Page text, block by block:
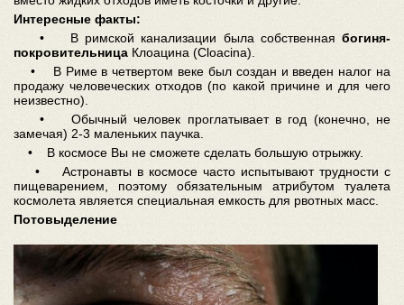
Интересные факты:
• В римской канализации была собственная богиня-
покровительница Клоацина (Cloacina).
• В Риме в четвертом веке был создан и введен налог на
продажу человеческих отходов (по какой причине и для чего
неизвестно).
• Обычный человек проглатывает в год (конечно, не
замечая) 2-3 маленьких паучка.
• В космосе Вы не сможете сделать большую отрыжку.
• Астронавты в космосе часто испытывают трудности с
пищеварением, поэтому обязательным атрибутом туалета
космолета является специальная емкость для рвотных масс.
Потовыделение